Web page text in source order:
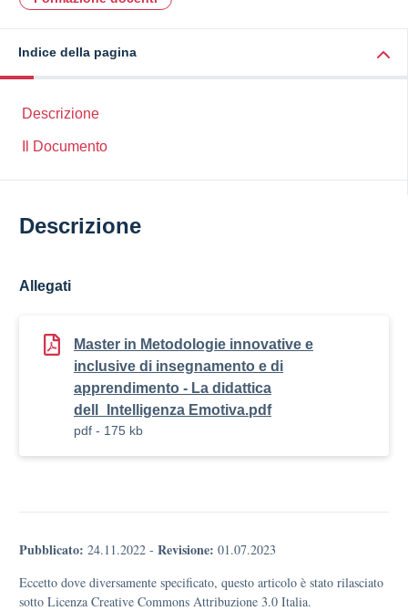
Indice della pagina
Descrizione
Il Documento
Descrizione
Allegati
Master in Metodologie innovative e
inclusive di insegnamento e di
apprendimento - La didattica
dell_Intelligenza Emotiva.pdf
pdf - 175 kb
Pubblicato: 24.11.2022 - Revisione: 01.07.2023
Eccetto dove diversamente specificato, questo articolo è stato rilasciato
sotto Licenza Creative Commons Attribuzione 3.0 Italia.